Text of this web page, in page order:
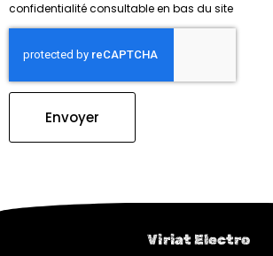
confidentialité consultable en bas du site
Envoyer
Viriat Electro